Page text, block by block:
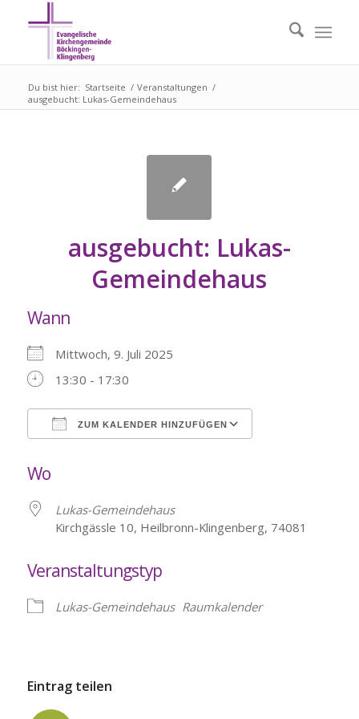
Du bist hier: Startseite / Veranstaltungen /
ausgebucht: Lukas-Gemeindehaus
ausgebucht: Lukas-
Gemeindehaus
Wann
Mittwoch, 9. Juli 2025
13:30 - 17:30
ZUM KALENDER HINZUFÜGEN
Wo
Lukas-Gemeindehaus
Kirchgässle 10, Heilbronn-Klingenberg, 74081
Veranstaltungstyp
Lukas-Gemeindehaus Raumkalender
Eintrag teilen